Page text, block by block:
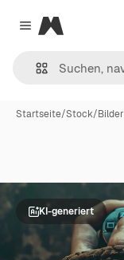
Close menu
Magnific
Startseite/Stock/Bilder
KI-generiert